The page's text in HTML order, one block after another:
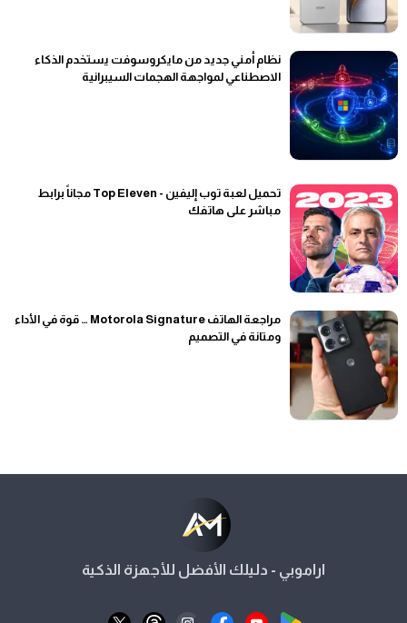
نظام أمني جديد من مايكروسوفت يستخدم الذكاء
الاصطناعي لمواجهة الهجمات السيبرانية
تحميل لعبة توب إليفين - Top Eleven مجاناً برابط
مباشر على هاتفك
مراجعة الهاتف Motorola Signature … قوة في الأداء
ومتانة في التصميم
اراموبي - دليلك الأفضل للأجهزة الذكية